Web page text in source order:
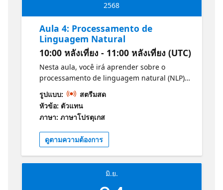
2568
Aula 4: Processamento de
Linguagem Natural
10:00 หลังเที่ยง - 11:00 หลังเที่ยง (UTC)
Nesta aula, você irá aprender sobre o
processamento de linguagem natural (NLP),
uma área da inteligência artificial que lida
com a interação entre computadores e
linguagem humana. Você aprenderá sobre
técnicas de NLP, como análise de
sentimentos, tradução automática e
chatbots. Você entenderá como a NLP pode
transformar a comunicação e abrir novas
oportunidades para você. Informações e
Guia de Estudos para o Exame: Conceitos
básicos da IA do Azure
รูปแบบ:
สตรีมสด
หัวข้อ: ตัวแทน
ภาษา: ภาษาโปรตุเกส
ดูตามความต้องการ
มิ.ย.